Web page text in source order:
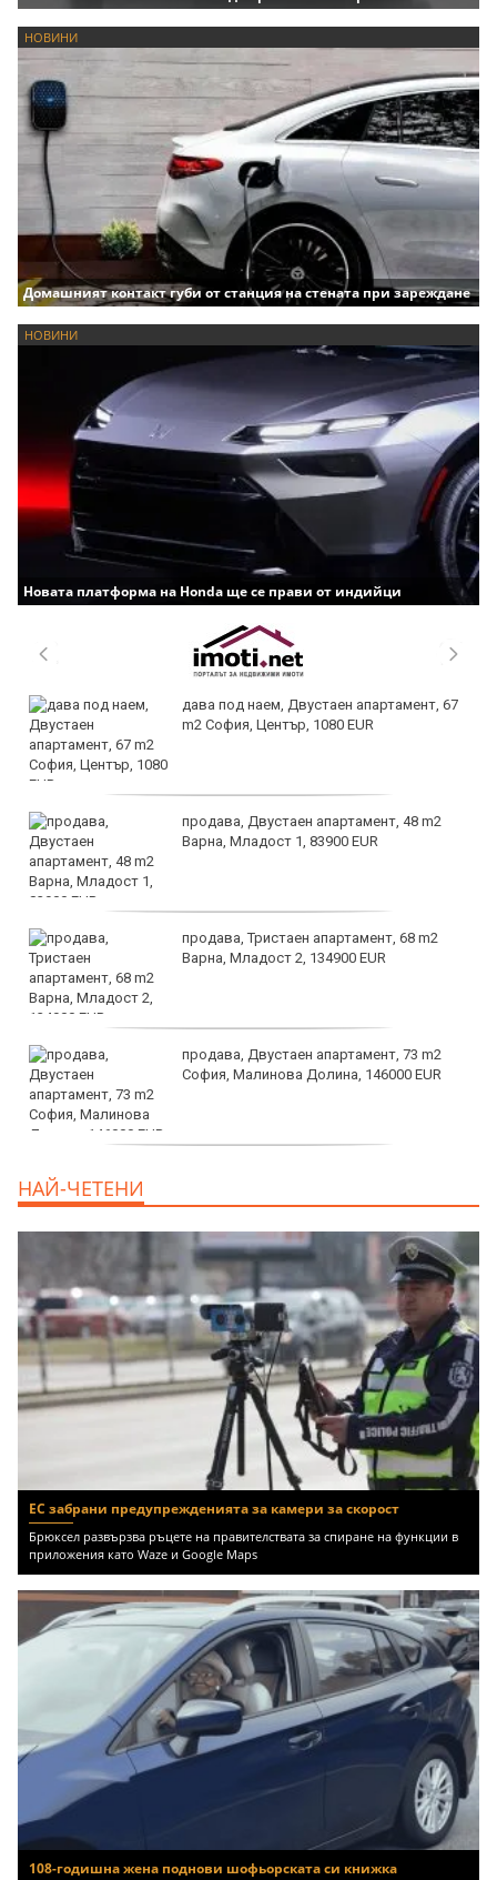
НОВИНИ
Домашният контакт губи от станция на стената при зареждане
НОВИНИ
Новата платформа на Honda ще се прави от индийци
дава под наем, Двустаен апартамент, 67
m2 София, Център, 1080 EUR
продава, Двустаен апартамент, 48 m2
Варна, Младост 1, 83900 EUR
продава, Тристаен апартамент, 68 m2
Варна, Младост 2, 134900 EUR
продава, Двустаен апартамент, 73 m2
София, Малинова Долина, 146000 EUR
НАЙ-ЧЕТЕНИ
ЕС забрани предупрежденията за камери за скорост
Брюксел развързва ръцете на правителствата за спиране на функции в
приложения като Waze и Google Maps
108-годишна жена поднови шофьорската си книжка